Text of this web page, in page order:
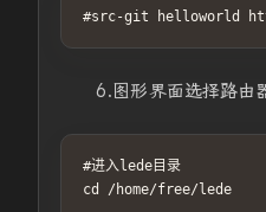
#src-git helloworld
6.图形界面选择路由
#进入lede目录
cd /home/free/lede